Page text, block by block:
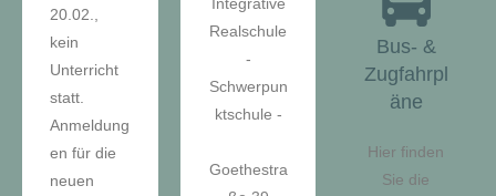
Realschule
-
Schwerpun
ktschule -
Goethestra
20.02.,
kein
Unterricht
statt.
Anmeldung
en für die
neuen
Bus- &
Zugfahrpl
äne
Hier finden
Sie die